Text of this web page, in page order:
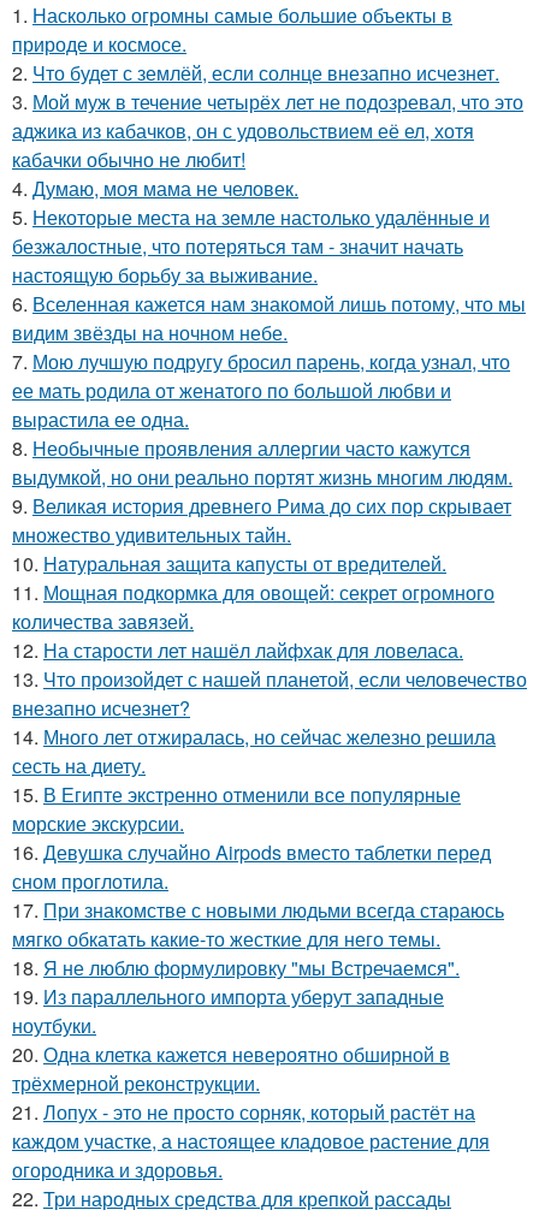
1. Насколько огромны самые большие объекты в
природе и космосе.
2. Что будет с землёй, если солнце внезапно исчезнет.
3. Мой муж в течение четырёх лет не подозревал, что это
аджика из кабачков, он с удовольствием её ел, хотя
кабачки обычно не любит!
4. Думаю, моя мама не человек.
5. Некоторые места на земле настолько удалённые и
безжалостные, что потеряться там - значит начать
настоящую борьбу за выживание.
6. Вселенная кажется нам знакомой лишь потому, что мы
видим звёзды на ночном небе.
7. Мою лучшую подругу бросил парень, когда узнал, что
ее мать родила от женатого по большой любви и
вырастила ее одна.
8. Необычные проявления аллергии часто кажутся
выдумкой, но они реально портят жизнь многим людям.
9. Великая история древнего Рима до сих пор скрывает
множество удивительных тайн.
10. Haтуральная защита капусты от вредителей.
11. Мощная подкормка для овощей: секрет огромного
количества завязей.
12. На старости лет нашёл лайфхак для ловеласа.
13. Что произойдет с нашей планетой, если человечество
внезапно исчезнет?
14. Много лет отжиралась, но сейчас железно решила
сесть на диету.
15. В Египте экстренно отменили все популярные
морские экскурсии.
16. Девушка случайно Airpods вместо таблетки перед
сном проглотила.
17. При знакомстве с новыми людьми всегда стараюсь
мягко обкатать какие-то жесткие для него темы.
18. Я не люблю формулировку "мы Встречаемся".
19. Из параллельного импорта уберут западные
ноутбуки.
20. Одна клетка кажется невероятно обширной в
трёхмерной реконструкции.
21. Лопух - это не просто сорняк, который растёт на
каждом участке, а настоящее кладовое растение для
огородника и здоровья.
22. Три народных средства для крепкой рассады